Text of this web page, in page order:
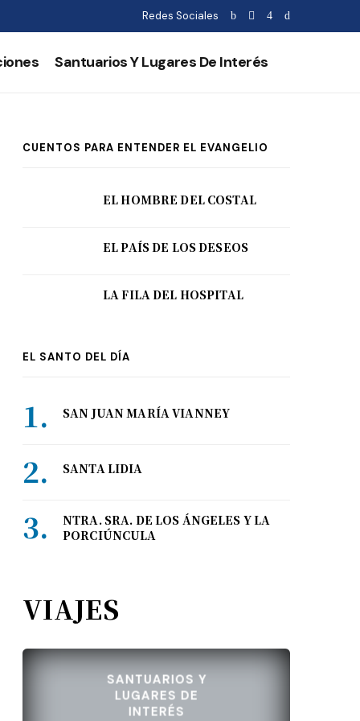
Redes Sociales
Santuarios Y Lugares De Interés
CUENTOS PARA ENTENDER EL EVANGELIO
EL HOMBRE DEL COSTAL
EL PAÍS DE LOS DESEOS
LA FILA DEL HOSPITAL
EL SANTO DEL DÍA
SAN JUAN MARÍA VIANNEY
SANTA LIDIA
NTRA. SRA. DE LOS ÁNGELES Y LA
PORCIÚNCULA
VIAJES
SANTUARIOS Y
LUGARES DE
INTERÉS